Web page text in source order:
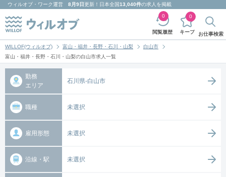
ウィルオブ・ワーク運営 8月9日更新！日本全国13,040件の求人を掲載
閲覧履歴
0
キープ
0
お仕事検索
WILLOF(ウィルオブ) 富山・福井・長野・石川・山梨
白山市
富山・福井・長野・石川・山梨の白山市求人一覧
勤務
エリア
石川県-白山市
職種 未選択
雇用形態 未選択
沿線・駅 未選択